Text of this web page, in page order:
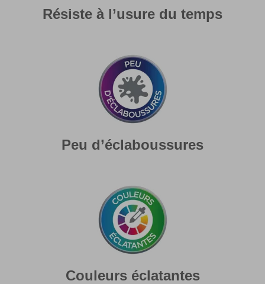
Résiste à l’usure du temps
Peu d’éclaboussures
Couleurs éclatantes